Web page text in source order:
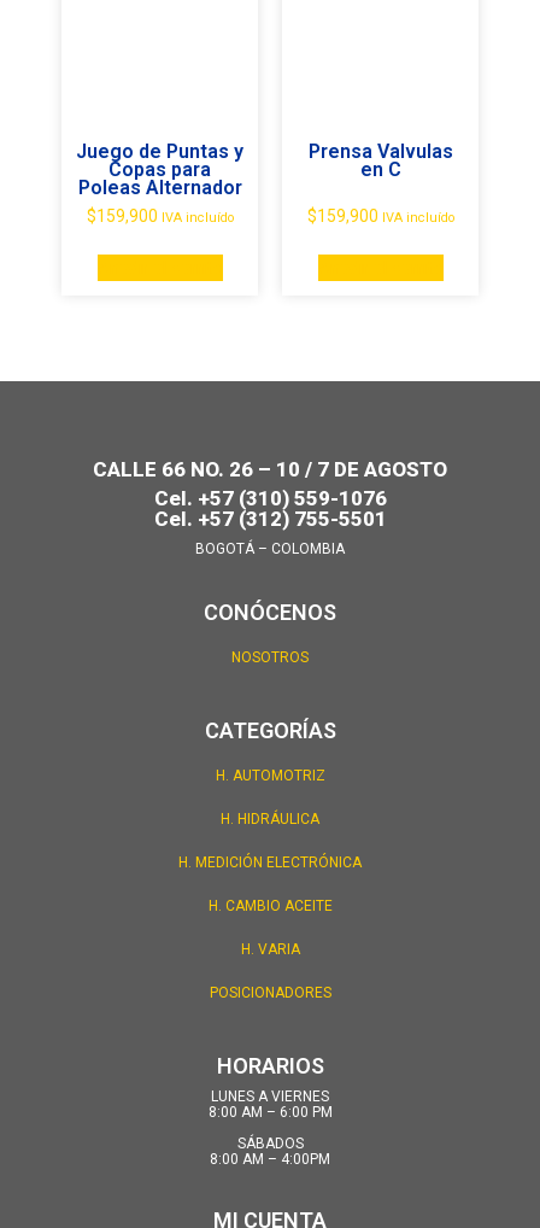
Juego de Puntas y
Copas para
Poleas Alternador
$159,900 IVA incluído
Prensa Valvulas
en C
$159,900 IVA incluído
CALLE 66 NO. 26 – 10 / 7 DE AGOSTO
Cel. +57 (310) 559-1076
Cel. +57 (312) 755-5501
BOGOTÁ – COLOMBIA
CONÓCENOS
NOSOTROS
CATEGORÍAS
H. AUTOMOTRIZ
H. HIDRÁULICA
H. MEDICIÓN ELECTRÓNICA
H. CAMBIO ACEITE
H. VARIA
POSICIONADORES
HORARIOS
LUNES A VIERNES
8:00 AM – 6:00 PM
SÁBADOS
8:00 AM – 4:00PM
MI CUENTA